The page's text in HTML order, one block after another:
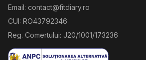
Email: contact@fitdiary.ro
CUI: RO43792346
Reg. Comertului: J20/1001/173236